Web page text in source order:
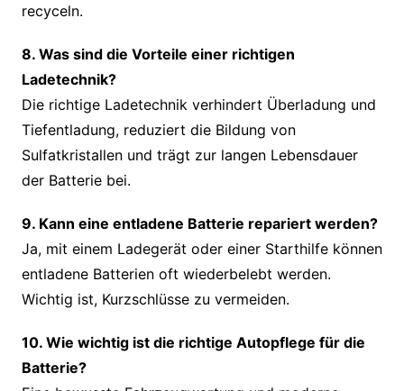
recyceln.
8. Was sind die Vorteile einer richtigen
Ladetechnik?
Die richtige Ladetechnik verhindert Überladung und
Tiefentladung, reduziert die Bildung von
Sulfatkristallen und trägt zur langen Lebensdauer
der Batterie bei.
9. Kann eine entladene Batterie repariert werden?
Ja, mit einem Ladegerät oder einer Starthilfe können
entladene Batterien oft wiederbelebt werden.
Wichtig ist, Kurzschlüsse zu vermeiden.
10. Wie wichtig ist die richtige Autopflege für die
Batterie?